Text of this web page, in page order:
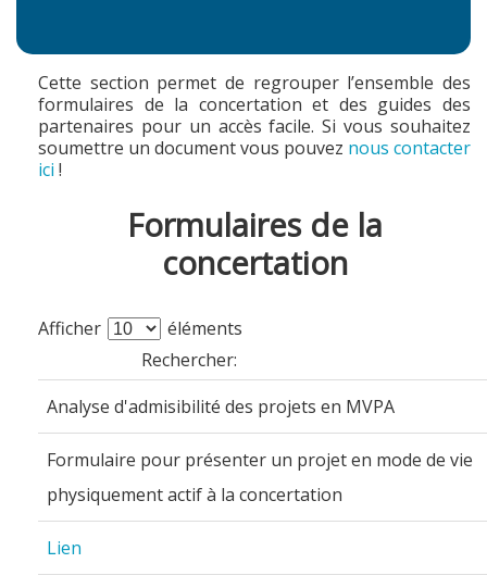
Cette section permet de regrouper l’ensemble des
formulaires de la concertation et des guides des
partenaires pour un accès facile. Si vous souhaitez
soumettre un document vous pouvez nous contacter
ici !
Formulaires de la
concertation
Afficher
éléments
Rechercher:
Analyse d'admisibilité des projets en MVPA
Formulaire pour présenter un projet en mode de vie
physiquement actif à la concertation
Lien